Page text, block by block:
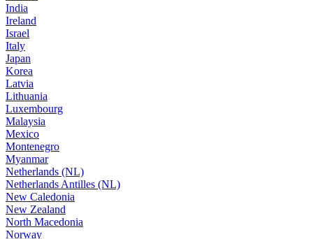
India
Ireland
Israel
Italy
Japan
Korea
Latvia
Lithuania
Luxembourg
Malaysia
Mexico
Montenegro
Myanmar
Netherlands (NL)
Netherlands Antilles (NL)
New Caledonia
New Zealand
North Macedonia
Norway